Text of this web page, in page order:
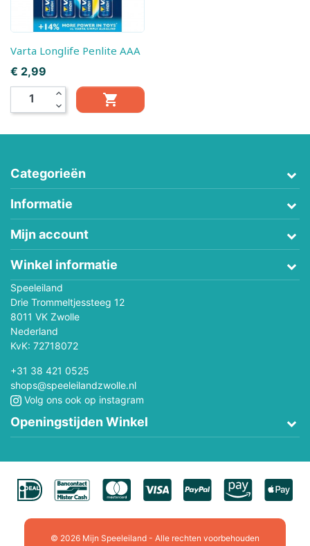
Varta Longlife Penlite AAA
Prijs
€ 2,99
expand_less
expand_more

Categorieën
Informatie
Mijn account
Winkel informatie
Speeleiland
Drie Trommeltjessteeg 12
8011 VK Zwolle
Nederland
KvK: 72718072
+31 38 421 0525
shops@speeleilandzwolle.nl
Volg ons ook op instagram
Openingstijden Winkel
© 2026 Mijn Speeleiland - Alle rechten voorbehouden